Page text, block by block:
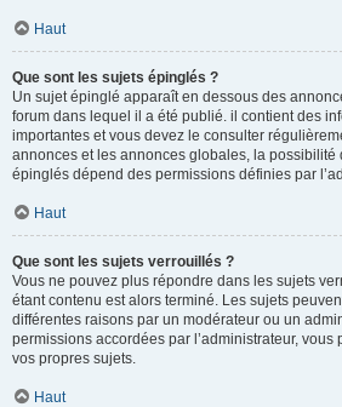
Haut
Que sont les sujets épinglés ?
Un sujet épinglé apparaît en dessous des
forum dans lequel il a été publié. il contient des
importantes et vous devez le consulter
annonces et les annonces globales, la possibilité
épinglés dépend des permissions définies par
Haut
Que sont les sujets verrouillés ?
Vous ne pouvez plus répondre dans les sujets
étant contenu est alors terminé. Les sujets
différentes raisons par un modérateur ou un
permissions accordées par l’administrateur,
vos propres sujets.
Haut